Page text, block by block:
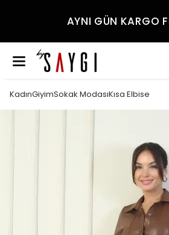
AYNI GÜN KARGO
KadınGiyimSokak ModasıKısa Elbise